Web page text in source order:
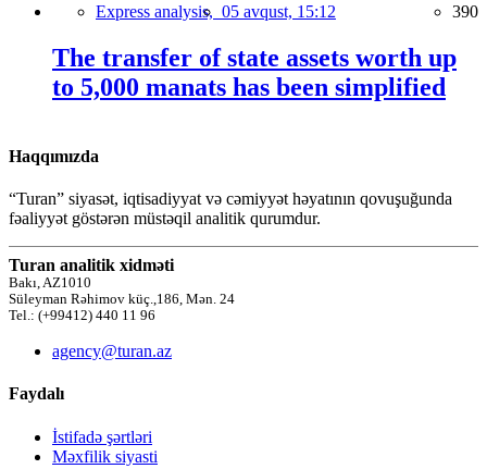
Express analysis, 05 avqust, 15:12 390
The transfer of state assets worth up
to 5,000 manats has been simplified
Haqqımızda
“Turan” siyasət, iqtisadiyyat və cəmiyyət həyatının qovuşuğunda
fəaliyyət göstərən müstəqil analitik qurumdur.
Turan analitik xidməti
Bakı, AZ1010
Süleyman Rəhimov küç.,186, Mən. 24
Tel.: (+99412) 440 11 96
agency@turan.az
Faydalı
İstifadə şərtləri
Məxfilik siyasti